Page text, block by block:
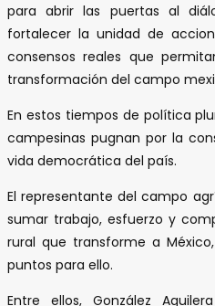
para abrir las puertas al
fortalecer la unidad de
consensos reales que
transformación del campo
En estos tiempos de política
campesinas pugnan por la
vida democrática del país.
El representante del campo
sumar trabajo, esfuerzo y
rural que transforme a
puntos para ello.
Entre ellos, González